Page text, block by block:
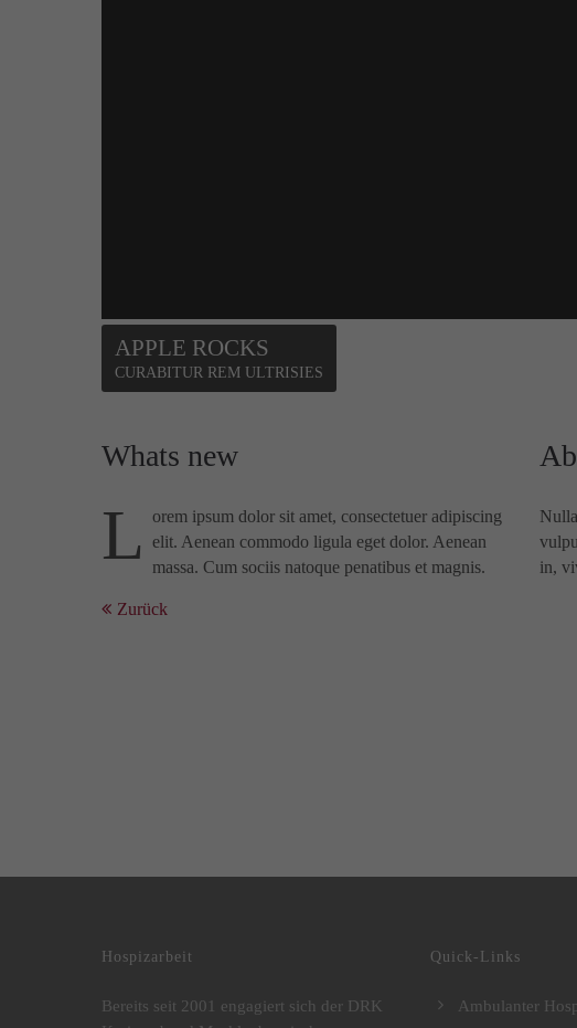
APPLE ROCKS
CURABITUR REM ULTRISIES
Whats new
L
orem ipsum dolor sit amet, consectetuer adipiscing
elit. Aenean commodo ligula eget dolor. Aenean
massa. Cum sociis natoque penatibus et magnis.
in,
Zurück
Hospizarbeit
Bereits seit 2001 engagiert sich der DRK
Quick-Links
Ambulanter